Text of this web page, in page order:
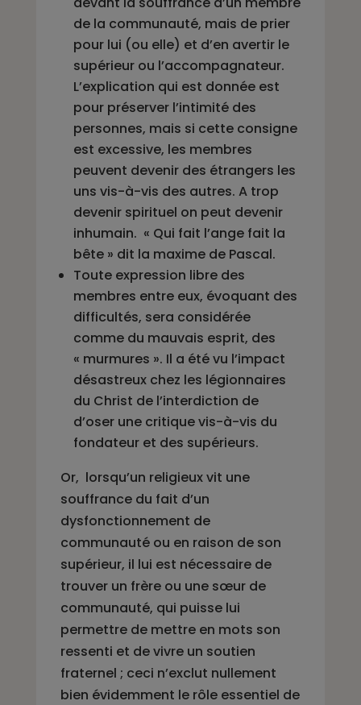
de la communauté, mais de prier
pour lui (ou elle) et d’en avertir le
supérieur ou l’accompagnateur.
L’explication qui est donnée est
pour préserver l’intimité des
personnes, mais si cette consigne
est excessive, les membres
peuvent devenir des étrangers les
uns vis-à-vis des autres. A trop
devenir spirituel on peut devenir
inhumain. « Qui fait l’ange fait la
bête » dit la maxime de Pascal.
Toute expression libre des
membres entre eux, évoquant des
difficultés, sera considérée
comme du mauvais esprit, des
« murmures ». Il a été vu l’impact
désastreux chez les légionnaires
du Christ de l’interdiction de
d’oser une critique vis-à-vis du
fondateur et des supérieurs.
Or, lorsqu’un religieux vit une
souffrance du fait d’un
dysfonctionnement de
communauté ou en raison de son
supérieur, il lui est nécessaire de
trouver un frère ou une sœur de
communauté, qui puisse lui
permettre de mettre en mots son
ressenti et de vivre un soutien
fraternel ; ceci n’exclut nullement
bien évidemment le rôle essentiel de